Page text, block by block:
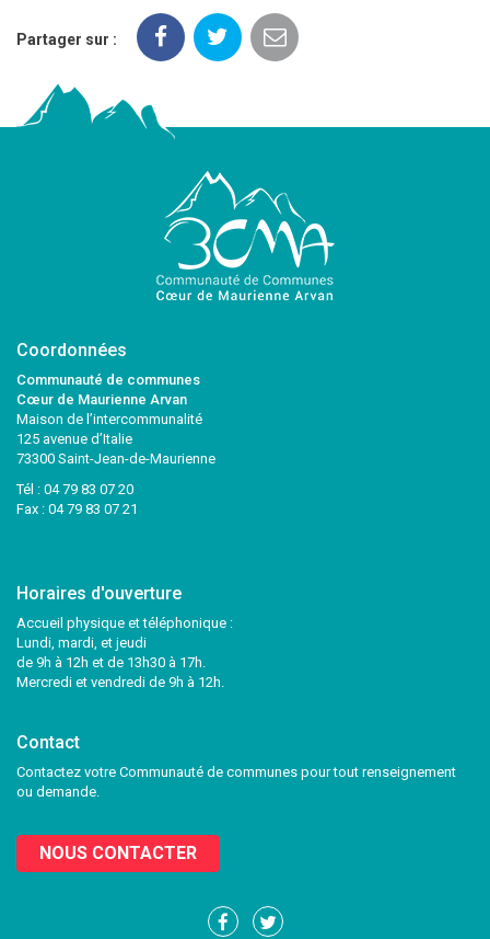
Partager sur :
Coordonnées
Communauté de communes
Cœur de Maurienne Arvan
Maison de l’intercommunalité
125 avenue d’Italie
73300 Saint-Jean-de-Maurienne
Tél : 04 79 83 07 20
Fax : 04 79 83 07 21
Horaires d'ouverture
Accueil physique et téléphonique :
Lundi, mardi, et jeudi
de 9h à 12h et de 13h30 à 17h.
Mercredi et vendredi de 9h à 12h.
Contact
Contactez votre Communauté de communes pour tout renseignement
ou demande.
NOUS CONTACTER
Lien
Lien